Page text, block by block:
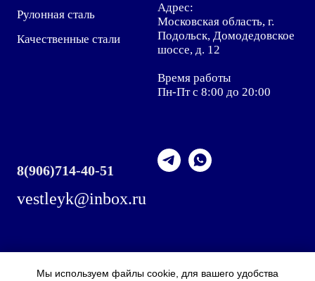
Мы используем файлы cookie, для вашего удобства
Рулонная сталь
Качественные стали
Адрес:
Московская область, г.
Подольск, Домодедовское
шоссе, д. 12
Время работы
Пн-Пт с 8:00 до 20:00
8(906)714-40-51
vestleyk@inbox.ru